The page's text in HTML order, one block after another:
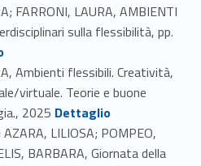
FARRONI, LAURA, AMBIENTI
sulla flessibilità, pp.
Ambienti flessibili. Creatività,
virtuale. Teorie e buone
2025 Link identifier #identifier_person_170710-31
Dettaglio
LILIOSA; POMPEO,
BARBARA, Giornata della